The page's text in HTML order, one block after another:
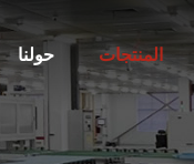
حولنا المنتجات